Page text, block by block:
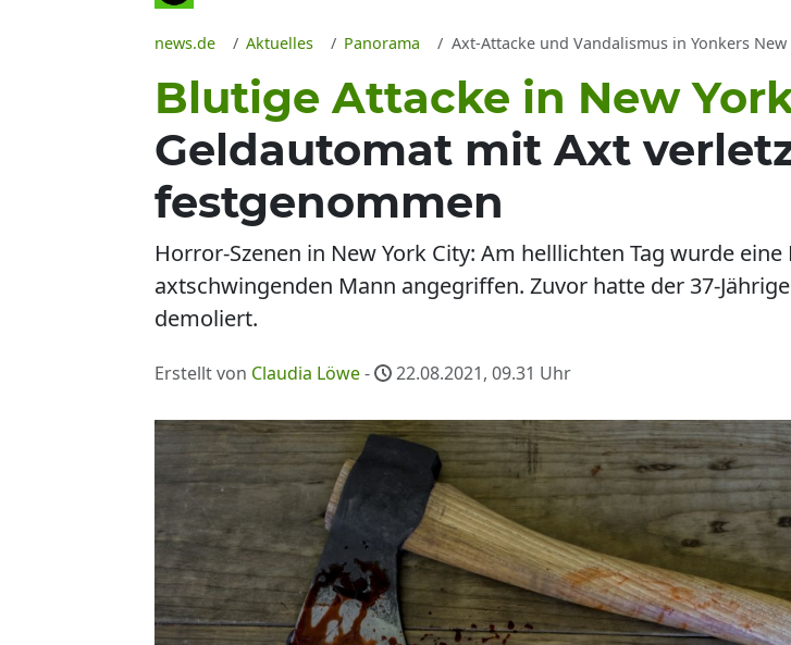
news.de Aktuelles Panorama Axt-Attacke und Vandalismus in Yonkers
Blutige Attacke in New
Geldautomat mit Axt
festgenommen
Horror-Szenen in New York City: Am helllichten Tag wurde
axtschwingenden Mann angegriffen. Zuvor hatte der 37-
demoliert.
Erstellt von Claudia Löwe- 22.08.2021, 09.31 Uhr